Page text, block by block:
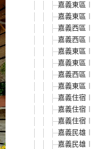
嘉義東區
嘉義東區
嘉義西區
嘉義西區
嘉義東區
嘉義東區
嘉義西區
嘉義東區
嘉義住宿
嘉義住宿
嘉義住宿
嘉義民雄
嘉義民雄